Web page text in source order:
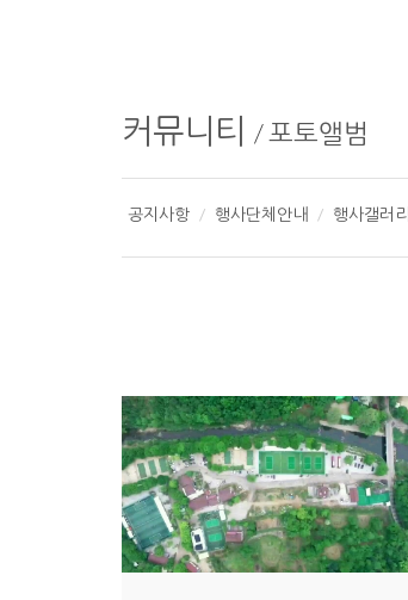
커뮤니티 /포토앨범
공지사항 행사단체안내 행사갤러리